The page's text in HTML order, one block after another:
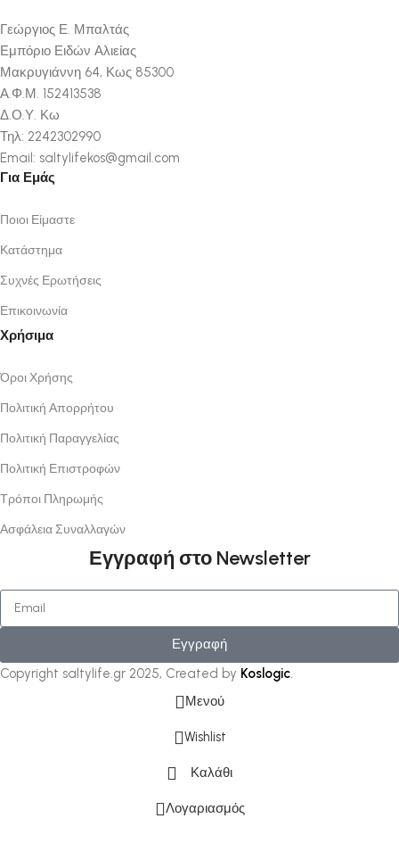
Γεώργιος Ε. Μπαλτάς
Εμπόριο Ειδών Αλιείας
Μακρυγιάννη 64, Κως 85300
Α.Φ.Μ. 152413538
Δ.Ο.Υ. Κω
Τηλ: 2242302990
Email: saltylifekos@gmail.com
Για Εμάς
Ποιοι Είμαστε
Κατάστημα
Συχνές Ερωτήσεις
Επικοινωνία
Χρήσιμα
Όροι Χρήσης
Πολιτική Απορρήτου
Πολιτική Παραγγελίας
Πολιτική Επιστροφών
Τρόποι Πληρωμής
Ασφάλεια Συναλλαγών
Εγγραφή στο Newsletter
Εγγραφή
Copyright saltylife.gr 2025, Created by Koslogic
Μενού
Wishlist
Καλάθι
Λογαριασμός